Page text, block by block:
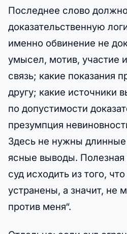
Последнее слово
доказательственную
именно обвинение не
умысел, мотив, участие
связь; какие показания
другу; какие источники
по допустимости
презумпция
Здесь не нужны
ясные выводы.
суд исходить из того,
устранены, а значит, не
против меня“.